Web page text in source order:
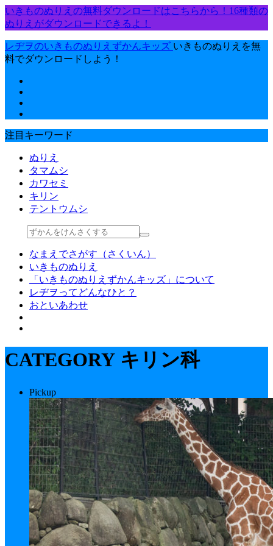
いきものぬりえの無料ダウンロードはこちらから！16種類の
ぬりえがダウンロードできるよ！
レヂヲのいきものぬりえずかんキッズ いきものぬりえを無
料でダウンロードしよう！
注目キーワード
ぬりえ
タマムシ
カワセミ
キリン
テントウムシ
なまえでさがす（さくいん）
いきものぬりえ
「いきものぬりえずかんキッズ」について
レヂヲってどんなひと？
おといあわせ
CATEGORY キリン科
Pickup